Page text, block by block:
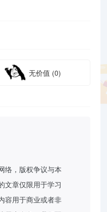
无价值 (0)
络，版权争议与本
文章仅限用于学习
容用于商业或者非